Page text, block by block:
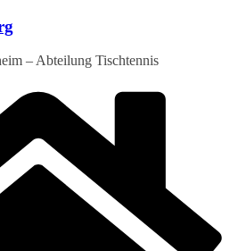
– Abteilung Tischtennis